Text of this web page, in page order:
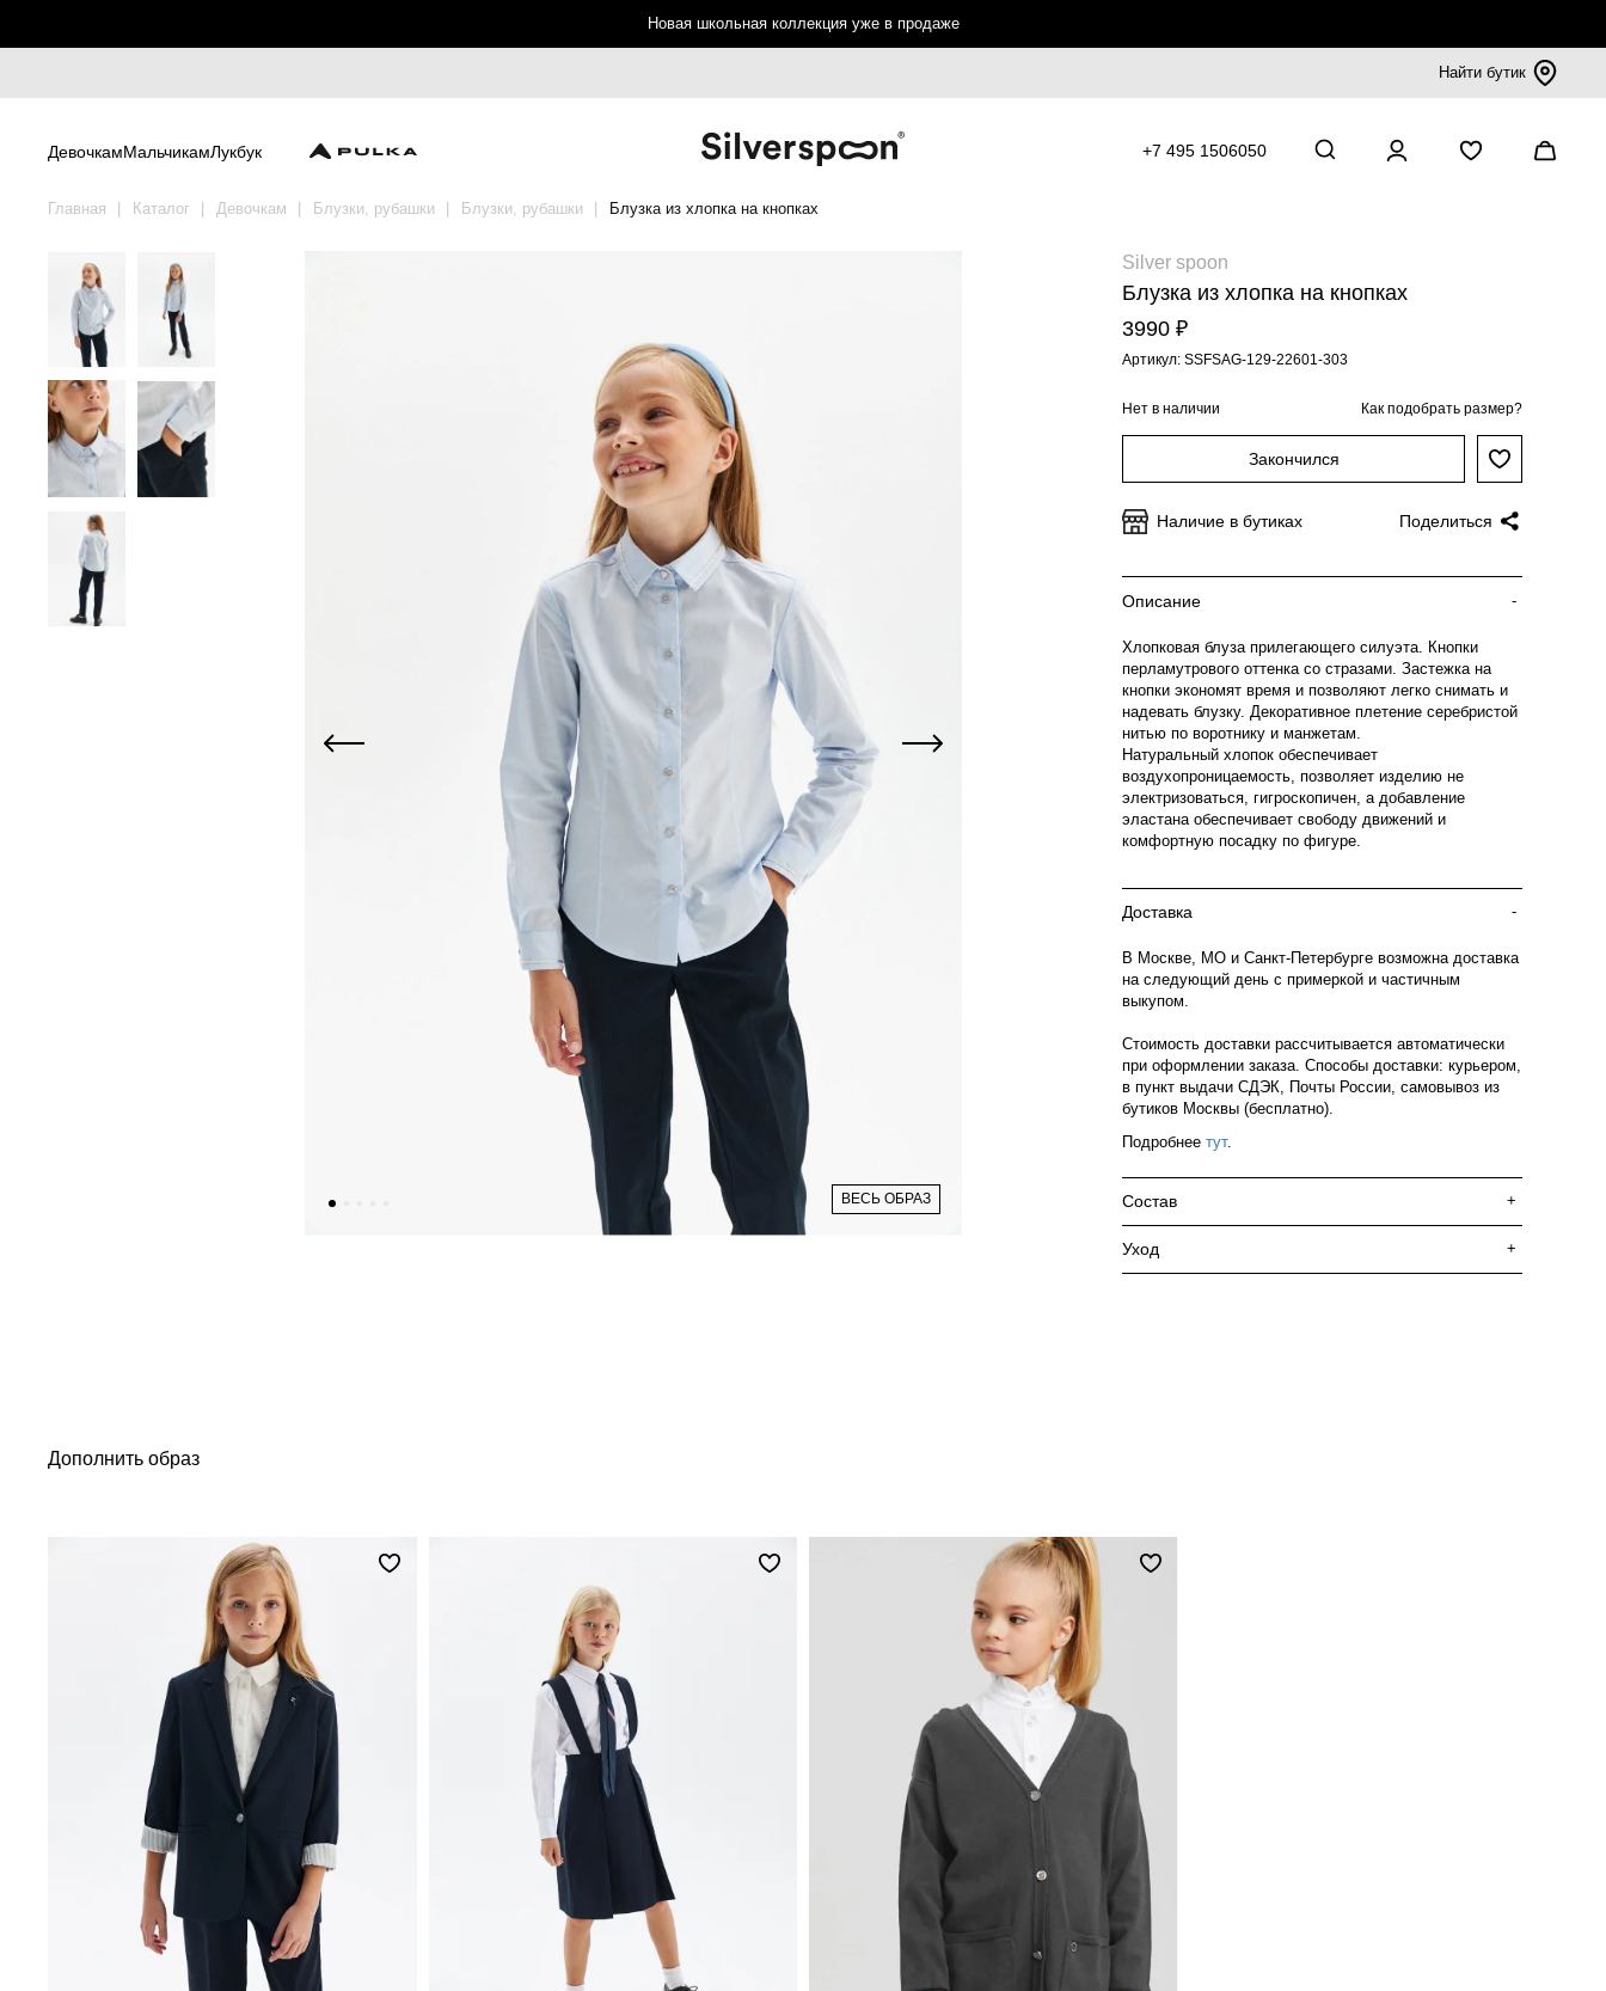
Новая школьная коллекция уже в продаже
Найти бутик
ДевочкамМальчикамЛукбук +7 495 1506050
Главная Каталог Девочкам Блузки, рубашки Блузки, рубашки Блузка из хлопка на кнопках
ВЕСЬ ОБРАЗ
Silver spoon
Блузка из хлопка на кнопках
3990 ₽
Артикул: SSFSAG-129-22601-303
Нет в наличии Как подобрать размер?
Закончился
Наличие в бутиках Поделиться
Описание -
Хлопковая блуза прилегающего силуэта. Кнопки
перламутрового оттенка со стразами. Застежка на
кнопки экономят время и позволяют легко снимать и
надевать блузку. Декоративное плетение серебристой
нитью по воротнику и манжетам.
Натуральный хлопок обеспечивает
воздухопроницаемость, позволяет изделию не
электризоваться, гигроскопичен, а добавление
эластана обеспечивает свободу движений и
комфортную посадку по фигуре.
Доставка -
В Москве, МО и Санкт-Петербурге возможна доставка
на следующий день с примеркой и частичным
выкупом.
Стоимость доставки рассчитывается автоматически
при оформлении заказа. Способы доставки: курьером,
в пункт выдачи СДЭК, Почты России, самовывоз из
бутиков Москвы (бесплатно).
Подробнее тут.
Состав +
Уход +
Дополнить образ